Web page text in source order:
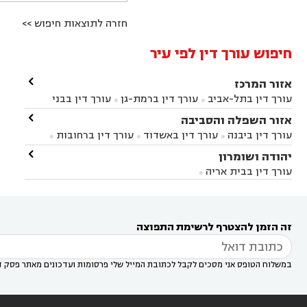
חזרה לתוצאות חיפוש >>
חיפוש עורך דין לפי עיר
אזור המרכז
עורך דין בתל-אביב  עורך דין ברמת-גן 
עורך דין בבני
ברק עורך דין בפתח תקווה עורך דין בראשון לציון
עורך דין ברחובות עורך דין בנס ציונה
במודיעין
עורך דין בהרצליה עורך דין בחולון
עורך
דין בקרית אונו
אונו
עורך דין בבת ים
דין בשוהם 

אזור השפלה והסביבה
עורך דין ביבנה  עורך דין באשדוד  עורך דין ברחובות 
עורך דין בראשון לציון עורך דין במודיעין
עורך דין
בבאר יעקב
עורך דין בגדרה

יהודה ושומרון
עורך דין בבית אריה 

זה הזמן להצטרף לרשימת התפוצה
במשלוח הטופס אני מסכים לקבל לכתובת המייל שלי פרסומות ועדכונים מאתר פסק